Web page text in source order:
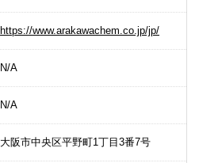
https://www.arakawachem.co.jp/jp/
N/A
N/A
大阪市中央区平野町1丁目3番7号